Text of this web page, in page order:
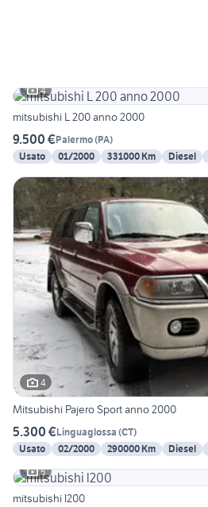
4
mitsubishi L 200 anno 2000
9.500 €Palermo(PA)
Usato
01/2000 331000 Km Diesel
4
Mitsubishi Pajero Sport anno 2000
5.300 €Linguaglossa (CT)
Usato
02/2000 290000 Km Diesel
5
mitsubishi l200